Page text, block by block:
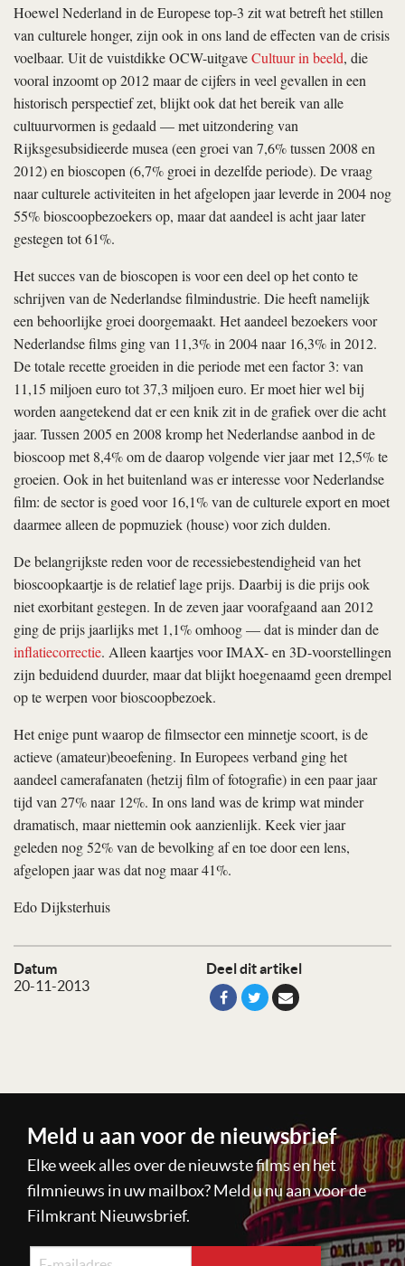
Datum
20-11-2013
Deel dit artikel
Hoewel Nederland in de Europese top-3 zit wat betreft het stillen
van culturele honger, zijn ook in ons land de effecten van de crisis
voelbaar. Uit de vuistdikke OCW-uitgaveCultuur in beeld, die
vooral inzoomt op 2012 maar de cijfers in veel gevallen in een
historisch perspectief zet, blijkt ook dat het bereik van alle
cultuurvormen is gedaald — met uitzondering van
Rijksgesubsidieerde musea (een groei van 7,6% tussen 2008 en
2012) en bioscopen (6,7% groei in dezelfde periode). De vraag
naar culturele activiteiten in het afgelopen jaar leverde in 2004 nog
55% bioscoopbezoekers op, maar dat aandeel is acht jaar later
gestegen tot 61%.
Het succes van de bioscopen is voor een deel op het conto te
schrijven van de Nederlandse filmindustrie. Die heeft namelijk
een behoorlijke groei doorgemaakt. Het aandeel bezoekers voor
Nederlandse films ging van 11,3% in 2004 naar 16,3% in 2012.
De totale recette groeiden in die periode met een factor 3: van
11,15 miljoen euro tot 37,3 miljoen euro. Er moet hier wel bij
worden aangetekend dat er een knik zit in de grafiek over die acht
jaar. Tussen 2005 en 2008 kromp het Nederlandse aanbod in de
bioscoop met 8,4% om de daarop volgende vier jaar met 12,5% te
groeien. Ook in het buitenland was er interesse voor Nederlandse
film: de sector is goed voor 16,1% van de culturele export en moet
daarmee alleen de popmuziek (house) voor zich dulden.
De belangrijkste reden voor de recessiebestendigheid van het
bioscoopkaartje is de relatief lage prijs. Daarbij is die prijs ook
niet exorbitant gestegen. In de zeven jaar voorafgaand aan 2012
ging de prijs jaarlijks met 1,1% omhoog — dat is minder dan de
inflatiecorrectie. Alleen kaartjes voor IMAX- en 3D-voorstellingen
zijn beduidend duurder, maar dat blijkt hoegenaamd geen drempel
op te werpen voor bioscoopbezoek.
Het enige punt waarop de filmsector een minnetje scoort, is de
actieve (amateur)beoefening. In Europees verband ging het
aandeel camerafanaten (hetzij film of fotografie) in een paar jaar
tijd van 27% naar 12%. In ons land was de krimp wat minder
dramatisch, maar niettemin ook aanzienlijk. Keek vier jaar
geleden nog 52% van de bevolking af en toe door een lens,
afgelopen jaar was dat nog maar 41%.
Edo Dijksterhuis
Meld u aan voor de nieuwsbrief
Elke week alles over de nieuwste films en het
filmnieuws in uw mailbox? Meld u nu aan voor de
Filmkrant Nieuwsbrief.